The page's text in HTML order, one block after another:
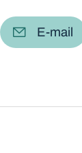
E-mail